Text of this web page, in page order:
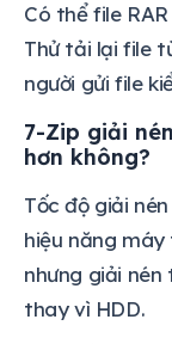
Có thể file
Thử tải lại file
người gửi file
7-Zip giải
hơn không?
Tốc độ giải
hiệu năng máy
nhưng giải nén
thay vì HDD.